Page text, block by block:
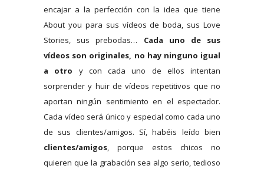
encajar a la perfección con la idea que tiene
About you para sus vídeos de boda, sus Love
Stories, sus prebodas… Cada uno de sus
vídeos son originales, no hay ninguno igual
a otro y con cada uno de ellos intentan
sorprender y huir de vídeos repetitivos que no
aportan ningún sentimiento en el espectador.
Cada vídeo será único y especial como cada uno
de sus clientes/amigos. Sí, habéis leído bien
clientes/amigos, porque estos chicos no
quieren que la grabación sea algo serio, tedioso